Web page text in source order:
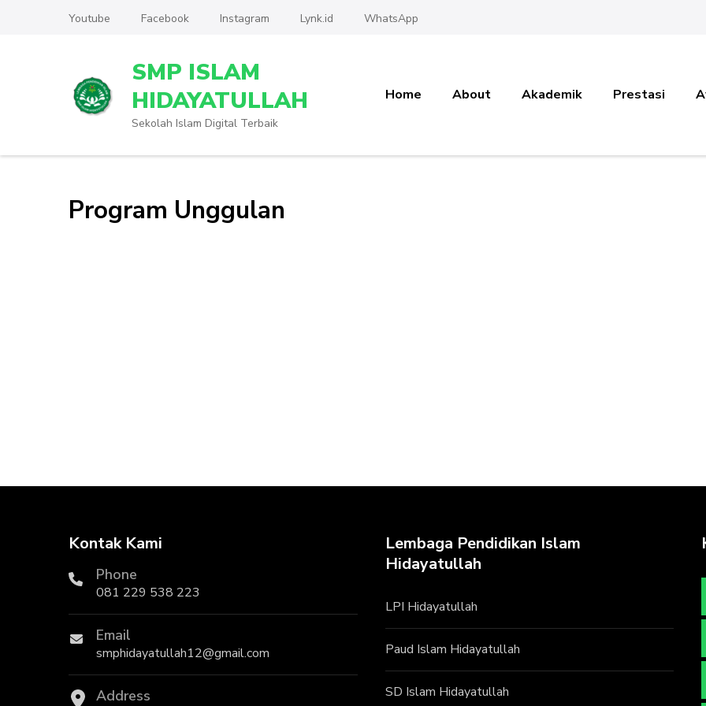
Youtube Facebook Instagram Lynk.id WhatsApp
SMP ISLAM
HIDAYATULLAH
Sekolah Islam Digital Terbaik
Home About Akademik Prestasi
Program Unggulan
Kontak Kami
Phone
081 229 538 223
Email
smphidayatullah12@gmail.com
Address
Lembaga Pendidikan Islam
Hidayatullah
LPI Hidayatullah
Paud Islam Hidayatullah
SD Islam Hidayatullah